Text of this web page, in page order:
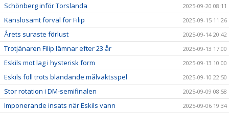
Schönberg inför Torslanda 2025-09-20 08:11
Känslosamt förväl för Filip 2025-09-15 11:26
Årets suraste förlust 2025-09-14 20:42
Trotjänaren Filip lämnar efter 23 år 2025-09-13 17:00
Eskils mot lag i hysterisk form 2025-09-13 10:00
Eskils föll trots bländande målvaktsspel 2025-09-10 22:50
Stor rotation i DM-semifinalen 2025-09-09 08:58
Imponerande insats när Eskils vann 2025-09-06 19:34